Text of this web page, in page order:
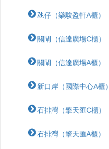
氹仔（樂駿盈軒A櫃）
關閘（信達廣場C櫃）
關閘（信達廣場A櫃）
新口岸（國際中心A櫃）
石排灣（擎天匯C櫃）
石排灣（擎天匯A櫃）